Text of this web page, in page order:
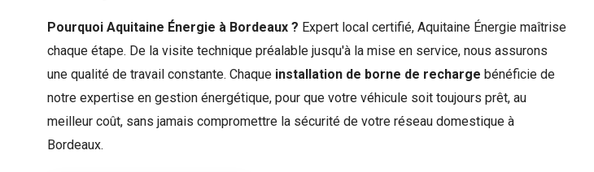
Pourquoi Aquitaine Énergie à Bordeaux ? Expert local certifié, Aquitaine Énergie maîtrise
chaque étape. De la visite technique préalable jusqu'à la mise en service, nous assurons
une qualité de travail constante. Chaque installation de borne de recharge bénéficie de
notre expertise en gestion énergétique, pour que votre véhicule soit toujours prêt, au
meilleur coût, sans jamais compromettre la sécurité de votre réseau domestique à
Bordeaux.